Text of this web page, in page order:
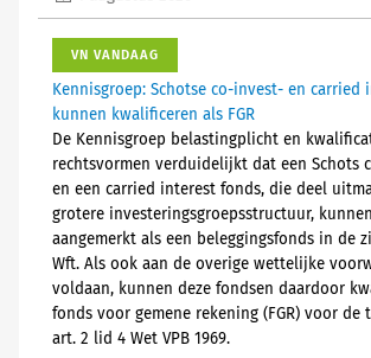
VN VANDAAG
Kennisgroep: Schotse co-invest- en carried
kunnen kwalificeren als FGR
De Kennisgroep belastingplicht en
rechtsvormen verduidelijkt dat een Schots
en een carried interest fonds, die deel
grotere investeringsgroepsstructuur,
aangemerkt als een beleggingsfonds in de
Wft. Als ook aan de overige wettelijke
voldaan, kunnen deze fondsen daardoor
fonds voor gemene rekening (FGR) voor de
art. 2 lid 4 Wet VPB 1969.